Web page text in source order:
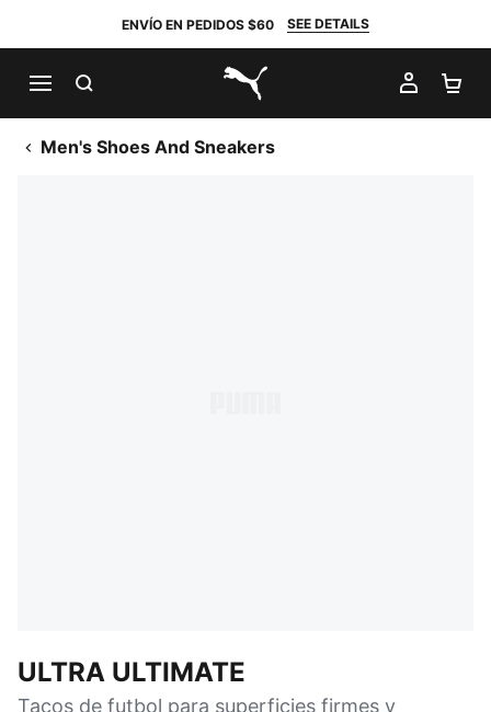
ENVÍO EN PEDIDOS $60 SEE DETAILS
PUMA.com
MI
Men's Shoes And Sneakers
ULTRA ULTIMATE
Tacos de futbol para superficies firmes y